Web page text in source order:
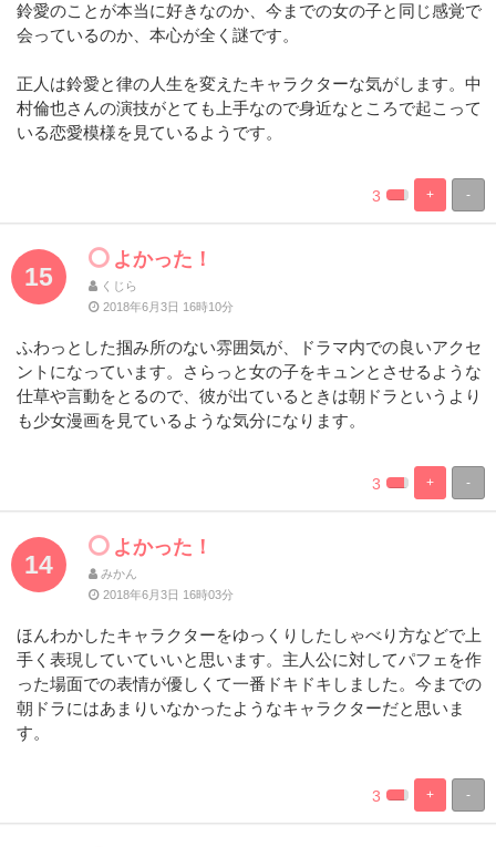
鈴愛のことが本当に好きなのか、今までの女の子と同じ感覚で
会っているのか、本心が全く謎です。
正人は鈴愛と律の人生を変えたキャラクターな気がします。中
村倫也さんの演技がとても上手なので身近なところで起こって
いる恋愛模様を見ているようです。
-
+
%
Complete
100%
Complete
3
15
よかった！
くじら
2018年6月3日 16時10分
ふわっとした掴み所のない雰囲気が、ドラマ内での良いアクセ
ントになっています。さらっと女の子をキュンとさせるような
仕草や言動をとるので、彼が出ているときは朝ドラというより
も少女漫画を見ているような気分になります。
-
+
%
Complete
100%
Complete
3
14
よかった！
みかん
2018年6月3日 16時03分
ほんわかしたキャラクターをゆっくりしたしゃべり方などで上
手く表現していていいと思います。主人公に対してパフェを作
った場面での表情が優しくて一番ドキドキしました。今までの
朝ドラにはあまりいなかったようなキャラクターだと思いま
す。
-
+
%
Complete
100%
Complete
3